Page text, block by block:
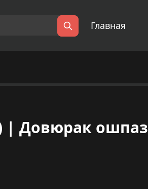
Поиск
Главная
| Довюрак ошпаз